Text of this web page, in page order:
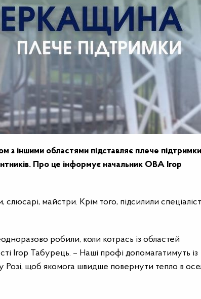
з іншими областями підставляє плече підтримки
Про це інформує начальник ОВА Ігор
майстри. Крім того, підсилили
робили, коли котрась із областей
Ігор Табурець. – Наші профі допомагатимуть із
щоб якомога швидше повернути тепло в